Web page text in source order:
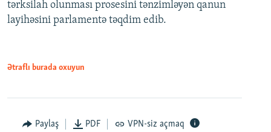
720p 1080p
tərksilah olunması prosesini tənzimləyən qanun
layihəsini parlamentə təqdim edib.
Ətraflı burada oxuyun
Paylaş PDF VPN-siz açmaq